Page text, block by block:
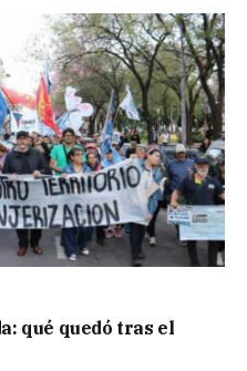
qué quedó tras el